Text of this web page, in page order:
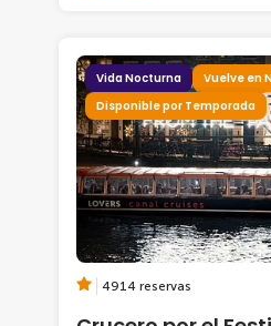
Vida Nocturna
Vuelve en
Disponible por Temporada
4914 reservas